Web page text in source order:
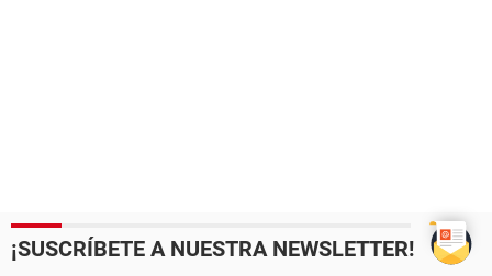
¡SUSCRÍBETE A NUESTRA NEWSLETTER!